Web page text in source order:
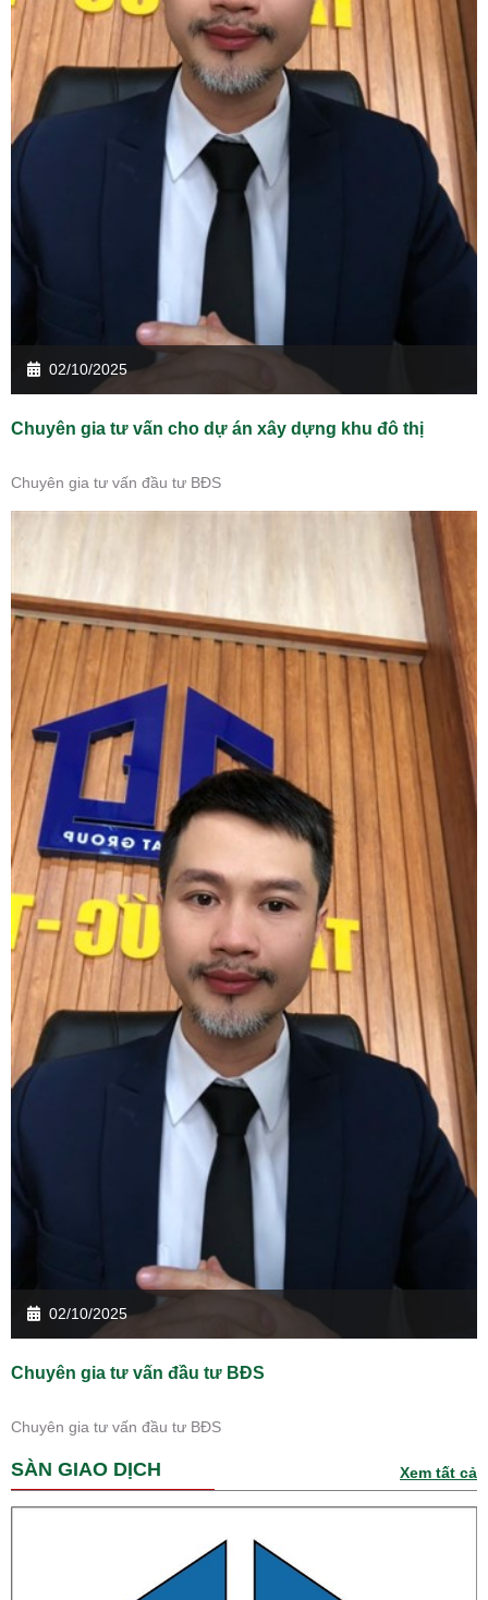
02/10/2025
Chuyên gia tư vấn cho dự án xây dựng khu đô thị
Chuyên gia tư vấn đầu tư BĐS
02/10/2025
Chuyên gia tư vấn đầu tư BĐS
Chuyên gia tư vấn đầu tư BĐS
SÀN GIAO DỊCH Xem tất cả